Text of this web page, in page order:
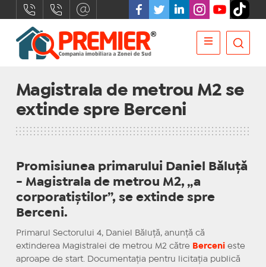
Magistrala de metrou M2 se
extinde spre Berceni
Promisiunea primarului Daniel Băluță
- Magistrala de metrou M2, „a
corporatiștilor”, se extinde spre
Berceni.
Primarul Sectorului 4, Daniel Băluță, anunță că
extinderea Magistralei de metrou M2 către
Bercenieste
aproape de start. Documentația pentru licitația publică